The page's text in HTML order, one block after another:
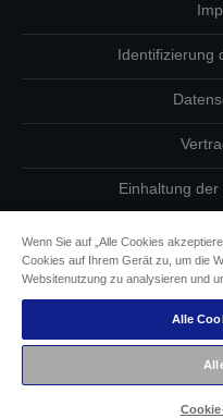
Identifizierung
Einhaltung
Epson
Copyright ©
Wenn Sie auf „Alle Cookies
Cookies auf Ihrem Gerät zu, um die
Websitenutzung zu analysieren und
Alle